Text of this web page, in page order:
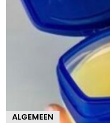
ALGEMEEN